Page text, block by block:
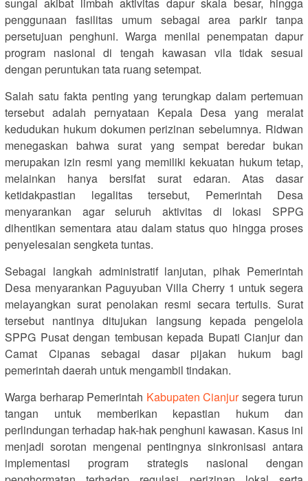
penggunaan fasilitas umum sebagai area parkir tanpa
persetujuan penghuni. Warga menilai penempatan dapur
program nasional di tengah kawasan vila tidak sesuai
dengan peruntukan tata ruang setempat.
Salah satu fakta penting yang terungkap dalam pertemuan
tersebut adalah pernyataan Kepala Desa yang meralat
kedudukan hukum dokumen perizinan sebelumnya. Ridwan
menegaskan bahwa surat yang sempat beredar bukan
merupakan izin resmi yang memiliki kekuatan hukum tetap,
melainkan hanya bersifat surat edaran. Atas dasar
ketidakpastian legalitas tersebut, Pemerintah Desa
menyarankan agar seluruh aktivitas di lokasi SPPG
dihentikan sementara atau dalam status quo hingga proses
penyelesaian sengketa tuntas.
Sebagai langkah administratif lanjutan, pihak Pemerintah
Desa menyarankan Paguyuban Villa Cherry 1 untuk segera
melayangkan surat penolakan resmi secara tertulis. Surat
tersebut nantinya ditujukan langsung kepada pengelola
SPPG Pusat dengan tembusan kepada Bupati Cianjur dan
Camat Cipanas sebagai dasar pijakan hukum bagi
pemerintah daerah untuk mengambil tindakan.
Warga berharap Pemerintah Kabupaten Cianjursegera turun
tangan untuk memberikan kepastian hukum dan
perlindungan terhadap hak-hak penghuni kawasan. Kasus ini
menjadi sorotan mengenai pentingnya sinkronisasi antara
implementasi program strategis nasional dengan